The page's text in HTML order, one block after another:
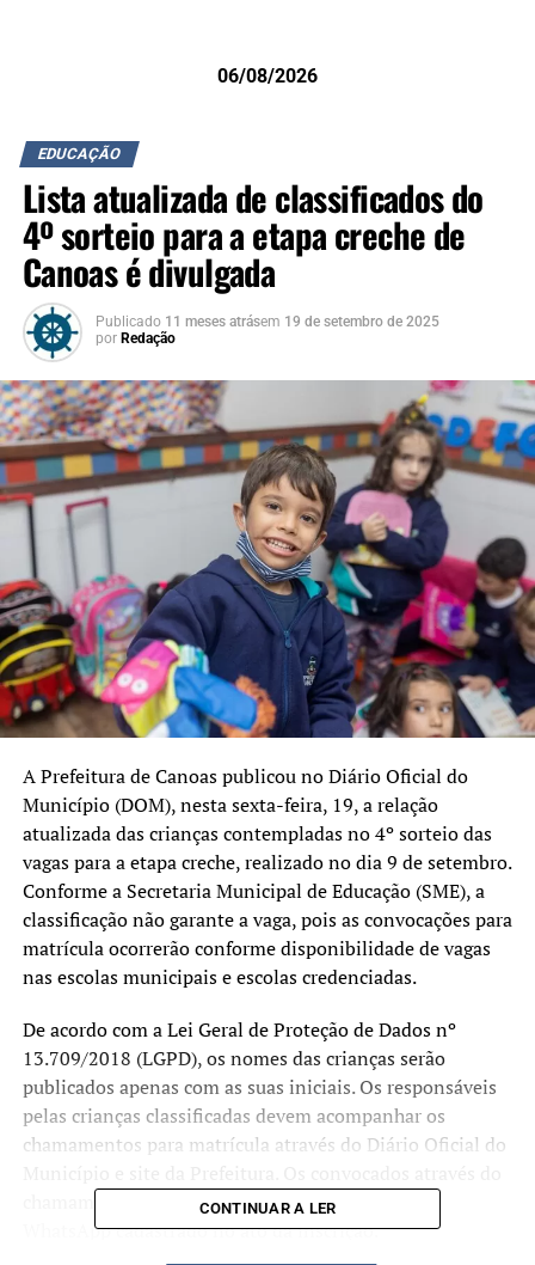
06/08/2026
EDUCAÇÃO
Lista atualizada de classificados do
4º sorteio para a etapa creche de
Canoas é divulgada
Publicado 11 meses atrásem 19 de setembro de 2025
por Redação
A Prefeitura de Canoas publicou no Diário Oficial do
Município (DOM), nesta sexta-feira, 19, a relação
atualizada das crianças contempladas no 4º sorteio das
vagas para a etapa creche, realizado no dia 9 de setembro.
Conforme a Secretaria Municipal de Educação (SME), a
classificação não garante a vaga, pois as convocações para
matrícula ocorrerão conforme disponibilidade de vagas
nas escolas municipais e escolas credenciadas.
De acordo com a Lei Geral de Proteção de Dados nº
13.709/2018 (LGPD), os nomes das crianças serão
publicados apenas com as suas iniciais. Os responsáveis
pelas crianças classificadas devem acompanhar os
chamamentos para matrícula através do Diário Oficial do
chamamento serão comunicados pelo e-mail ou
WhatsApp cadastrado no ato da inscrição.
CONTINUAR A LER